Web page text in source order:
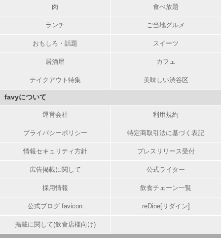
肉 食べ放題
ランチ ご当地グルメ
おもしろ・話題 スイーツ
居酒屋 カフェ
テイクアウト特集 美味しい渋谷区
favyについて
運営会社 利用規約
プライバシーポリシー 特定商取引法に基づく表記
情報セキュリティ方針 プレスリリース受付
広告掲載に関して 公式ライター
採用情報 飲食チェーン一覧
公式ブログ favicon reDine[リダイン]
掲載に関して(飲食店様向け)